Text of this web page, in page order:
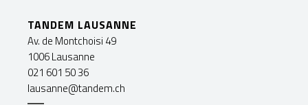
TANDEM LAUSANNE
Av. de Montchoisi 49
1006 Lausanne
021 601 50 36
lausanne@tandem.ch